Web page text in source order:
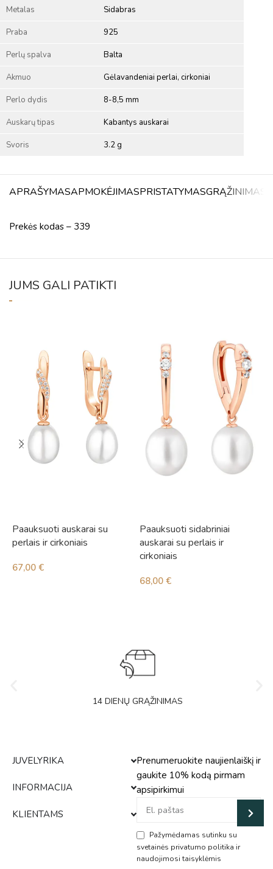
Metalas Sidabras
Praba 925
Perlų spalva Balta
Akmuo Gėlavandeniai perlai, cirkoniai
Perlo dydis 8-8,5 mm
Auskarų tipas Kabantys auskarai
Svoris 3.2 g
APRAŠYMASAPMOKĖJIMASPRISTATYMASGRĄŽINIMAS
Prekės kodas – 339
JUMS GALI PATIKTI
Paauksuoti auskarai su
perlais ir cirkoniais
67,00 €
Paauksuoti sidabriniai
auskarai su perlais ir
cirkoniais
68,00 €
14 DIENŲ GRĄŽINIMAS
JUVELYRIKA
INFORMACIJA
KLIENTAMS
Prenumeruokite naujienlaiškį ir
gaukite 10% kodą pirmam
apsipirkimui
Pažymėdamas sutinku su
svetainės privatumo politika ir
naudojimosi taisyklėmis